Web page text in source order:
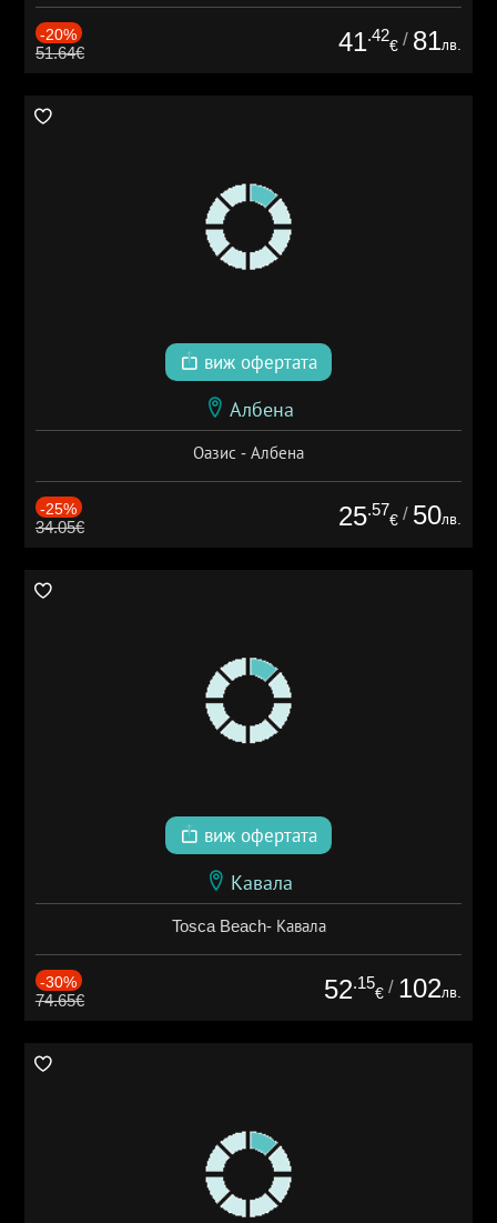
-20%
51.64€ 41.42
€ / 81лв.
виж офертата
Албена
Оазис - Албена
-25%
34.05€ 25.57
€ / 50лв.
виж офертата
Кавала
Tosca Beach- Кавала
-30%
74.65€ 52.15
€ / 102лв.